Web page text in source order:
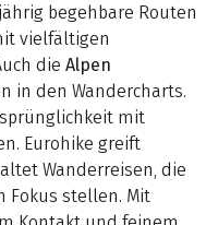
begehbare Routen
vielfältigen
die Alpen
in den Wandercharts.
mit
Eurohike greift
Wanderreisen, die
Fokus stellen. Mit